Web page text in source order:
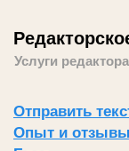
Услуги
Отправить
Опыт и отзывы